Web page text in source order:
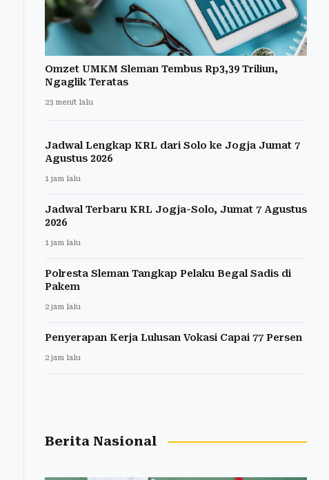
Omzet UMKM Sleman Tembus Rp3,39 Triliun,
Ngaglik Teratas
23 menit lalu
Jadwal Lengkap KRL dari Solo ke Jogja Jumat 7
Agustus 2026
1 jam lalu
Jadwal Terbaru KRL Jogja-Solo, Jumat 7 Agustus
2026
1 jam lalu
Polresta Sleman Tangkap Pelaku Begal Sadis di
Pakem
2 jam lalu
Penyerapan Kerja Lulusan Vokasi Capai 77 Persen
2 jam lalu
Berita Nasional